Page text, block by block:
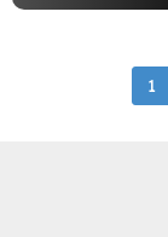
1